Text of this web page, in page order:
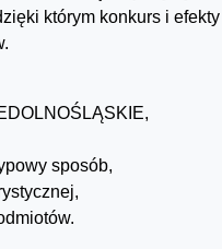
którym konkurs i
sposób,